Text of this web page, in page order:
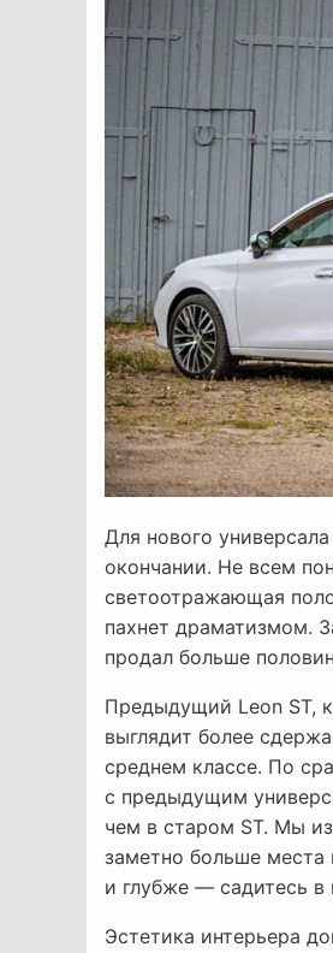
Для нового
окончании. Не всем
светоотражающая
пахнет драматизмом.
продал больше
Предыдущий Leon ST,
выглядит более
среднем классе. По
с предыдущим
чем в старом ST. Мы
заметно больше места
и глубже — садитесь в
Эстетика интерьера